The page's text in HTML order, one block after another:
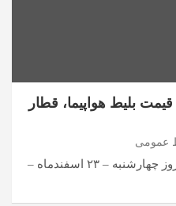
بلیط هواپیما، قطار
عمومی
به گزارش رکنا، مهرداد بذرپاش روز چهارشنبه – ۲۳ اسفندماه –